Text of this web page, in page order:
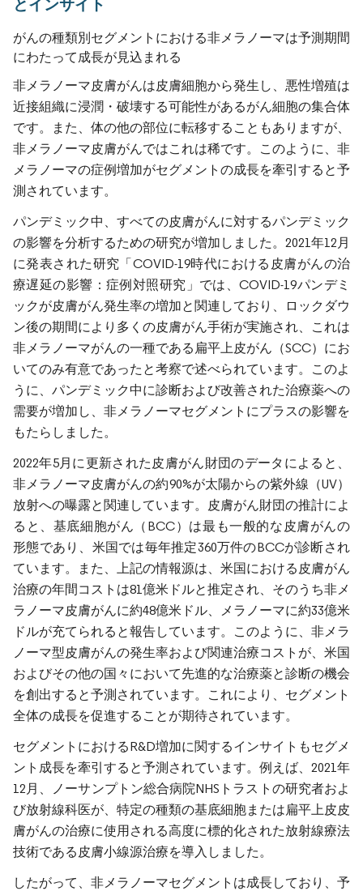
とインサイト
がんの種類別セグメントにおける非メラノーマは予測期間
にわたって成長が見込まれる
非メラノーマ皮膚がんは皮膚細胞から発生し、悪性増殖は
近接組織に浸潤・破壊する可能性があるがん細胞の集合体
です。また、体の他の部位に転移することもありますが、
非メラノーマ皮膚がんではこれは稀です。このように、非
メラノーマの症例増加がセグメントの成長を牽引すると予
測されています。
パンデミック中、すべての皮膚がんに対するパンデミック
の影響を分析するための研究が増加しました。2021年12月
に発表された研究「COVID-19時代における皮膚がんの治
療遅延の影響：症例対照研究」では、COVID-19パンデミ
ックが皮膚がん発生率の増加と関連しており、ロックダウ
ン後の期間により多くの皮膚がん手術が実施され、これは
非メラノーマがんの一種である扁平上皮がん（SCC）にお
いてのみ有意であったと考察で述べられています。このよ
うに、パンデミック中に診断および改善された治療薬への
需要が増加し、非メラノーマセグメントにプラスの影響を
もたらしました。
2022年5月に更新された皮膚がん財団のデータによると、
非メラノーマ皮膚がんの約90%が太陽からの紫外線（UV）
放射への曝露と関連しています。皮膚がん財団の推計によ
ると、基底細胞がん（BCC）は最も一般的な皮膚がんの
形態であり、米国では毎年推定360万件のBCCが診断され
ています。また、上記の情報源は、米国における皮膚がん
治療の年間コストは81億米ドルと推定され、そのうち非メ
ラノーマ皮膚がんに約48億米ドル、メラノーマに約33億米
ドルが充てられると報告しています。このように、非メラ
ノーマ型皮膚がんの発生率および関連治療コストが、米国
およびその他の国々において先進的な治療薬と診断の機会
を創出すると予測されています。これにより、セグメント
全体の成長を促進することが期待されています。
セグメントにおけるR&D増加に関するインサイトもセグメ
ント成長を牽引すると予測されています。例えば、2021年
12月、ノーサンプトン総合病院NHSトラストの研究者およ
び放射線科医が、特定の種類の基底細胞または扁平上皮皮
膚がんの治療に使用される高度に標的化された放射線療法
技術である皮膚小線源治療を導入しました。
したがって、非メラノーマセグメントは成長しており、予